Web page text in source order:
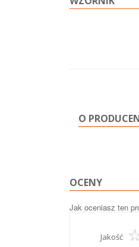
O
OCENY
Jak oceniasz ten
Jakość